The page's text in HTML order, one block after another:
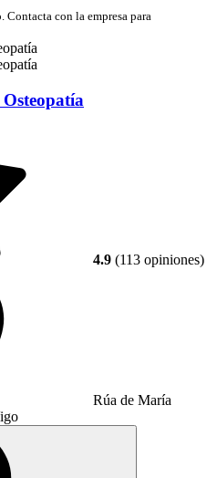
con la empresa para
4.9 (113 opiniones)
Rúa de María